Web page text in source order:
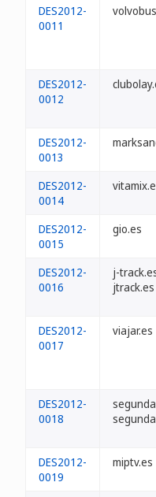
DES2012-
0011
DES2012-
0012
DES2012-
0013
DES2012-
0014
DES2012-
0015
gio.es
DES2012-
0016
j-
jtrack.es
DES2012-
0017
viajar.es
DES2012-
0018
DES2012-
0019
miptv.es